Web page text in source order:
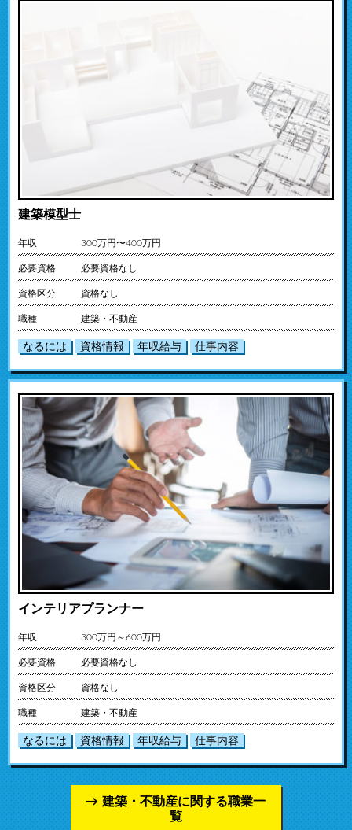
建築模型士
年収 300万円〜400万円
必要資格 必要資格なし
資格区分 資格なし
職種 建築・不動産
なるには 資格情報 年収給与 仕事内容
インテリアプランナー
年収 300万円～600万円
必要資格 必要資格なし
資格区分 資格なし
職種 建築・不動産
なるには 資格情報 年収給与 仕事内容
建築・不動産に関する職業一
覧